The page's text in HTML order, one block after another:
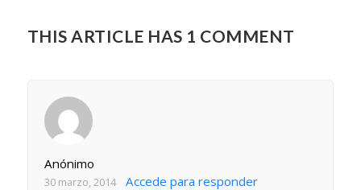
THIS ARTICLE HAS 1 COMMENT
Anónimo
30 marzo, 2014
Accede para responder